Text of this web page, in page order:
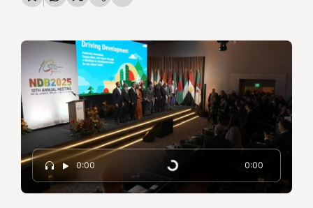
0:00 Carregando... 0:00